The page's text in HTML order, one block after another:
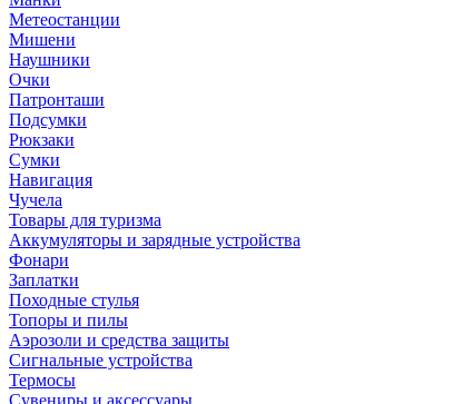
Метеостанции
Мишени
Наушники
Очки
Патронташи
Подсумки
Рюкзаки
Сумки
Навигация
Чучела
Товары для туризма
Аккумуляторы и зарядные устройства
Фонари
Заплатки
Походные стулья
Топоры и пилы
Аэрозоли и средства защиты
Сигнальные устройства
Термосы
Сувениры и аксессуары